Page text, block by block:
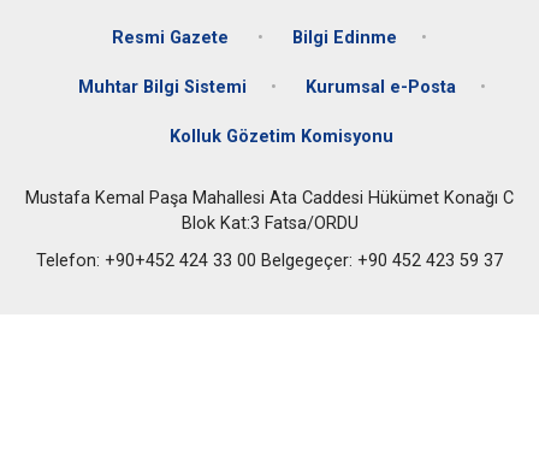
Resmi Gazete Bilgi Edinme
Muhtar Bilgi Sistemi Kurumsal e-Posta
Kolluk Gözetim Komisyonu
Mustafa Kemal Paşa Mahallesi Ata Caddesi Hükümet Konağı C
Blok Kat:3 Fatsa/ORDU
Telefon: +90+452 424 33 00 Belgegeçer: +90 452 423 59 37